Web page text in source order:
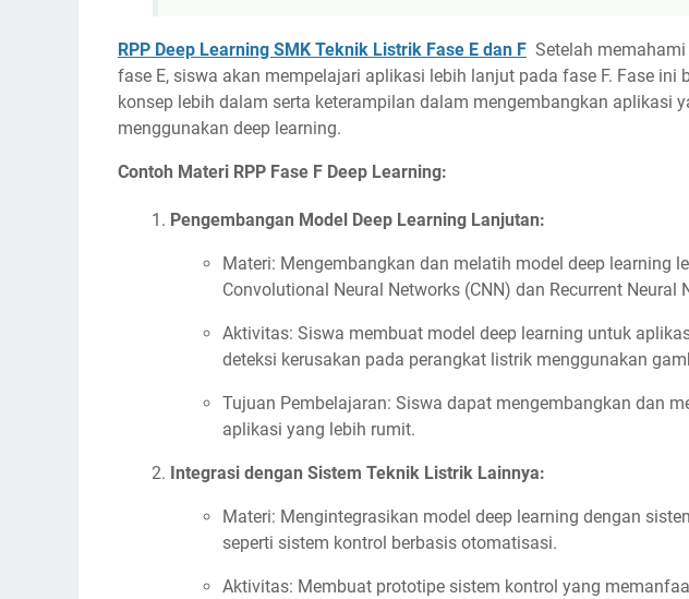
RPP Deep Learning SMK Teknik Listrik Fase E dan F Setelah
fase E, siswa akan mempelajari aplikasi lebih lanjut pada fase F. Fase ini
konsep lebih dalam serta keterampilan dalam mengembangkan aplikasi
menggunakan deep learning.
Contoh Materi RPP Fase F Deep Learning:
Pengembangan Model Deep Learning Lanjutan:
Materi: Mengembangkan dan melatih model deep learning
Convolutional Neural Networks (CNN) dan Recurrent Neural
Aktivitas: Siswa membuat model deep learning untuk
deteksi kerusakan pada perangkat listrik menggunakan
Tujuan Pembelajaran: Siswa dapat mengembangkan dan
aplikasi yang lebih rumit.
Integrasi dengan Sistem Teknik Listrik Lainnya:
Materi: Mengintegrasikan model deep learning dengan
seperti sistem kontrol berbasis otomatisasi.
Aktivitas: Membuat prototipe sistem kontrol yang